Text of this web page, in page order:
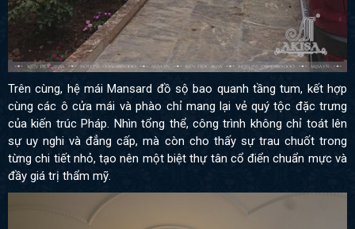
Trên cùng, hệ mái Mansard đồ sộ bao quanh tầng tum, kết hợp
cùng các ô cửa mái và phào chỉ mang lại vẻ quý tộc đặc trưng
của kiến trúc Pháp. Nhìn tổng thể, công trình không chỉ toát lên
sự uy nghi và đẳng cấp, mà còn cho thấy sự trau chuốt trong
từng chi tiết nhỏ, tạo nên một biệt thự tân cổ điển chuẩn mực và
đầy giá trị thẩm mỹ.